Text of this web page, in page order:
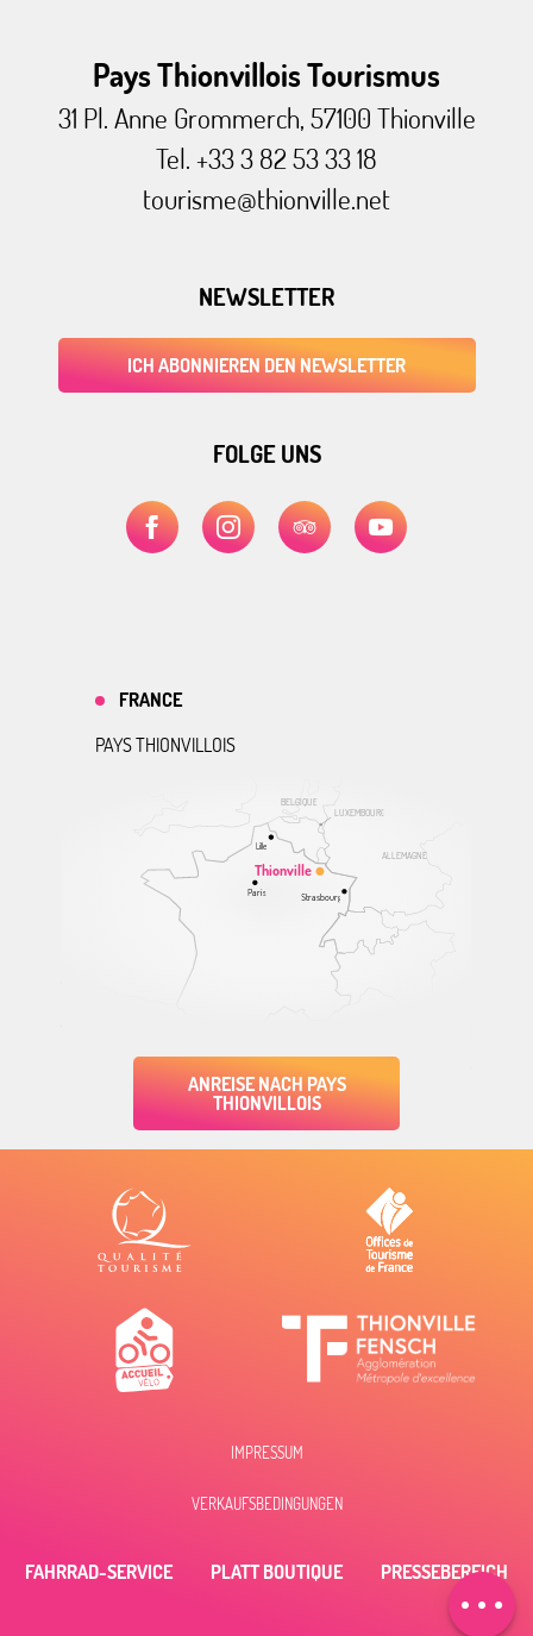
Per E-Mail
kontaktieren
Pays Thionvillois Tourismus
31 Pl. Anne Grommerch, 57100 Thionville
Tel. +33 3 82 53 33 18
tourisme@thionville.net
NEWSLETTER
ICH ABONNIEREN DEN NEWSLETTER
FOLGE UNS
ALLEMAGNE
BELGIQUE
LUXEMBOURG
Thionville
Lille
Paris Strasbourg
FRANCE
PAYS THIONVILLOIS
ANREISE NACH PAYS
THIONVILLOIS
IMPRESSUM
VERKAUFSBEDINGUNGEN
FAHRRAD-SERVICE PLATT BOUTIQUE PRESSEBEREICH